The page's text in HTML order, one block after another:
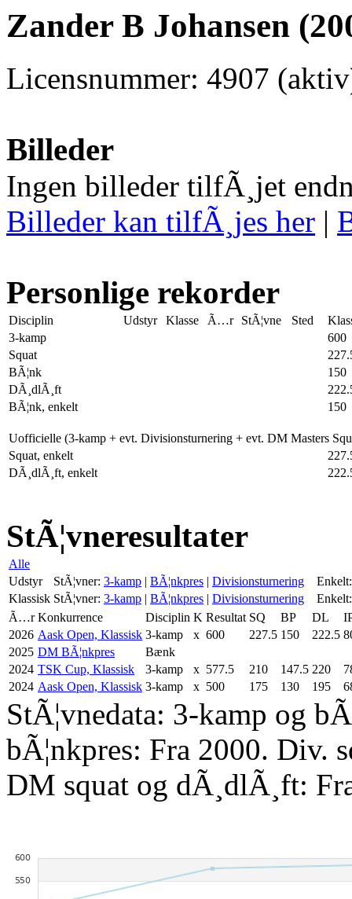
Zander B Johansen
Licensnummer: 4907
Billeder
Ingen billeder tilfÃ¸jet
Billeder kan tilfÃ¸jes her |
Personlige rekorder
Disciplin Udstyr Klasse Ã…r StÃ¦vne Sted
3-kamp
600
Squat
BÃ¦nk
150
DÃ¸dlÃ¸ft
BÃ¦nk, enkelt
150
Uofficielle (3-kamp + evt. Divisionsturnering + evt. DM Masters
Squat, enkelt
DÃ¸dlÃ¸ft, enkelt
StÃ¦vneresultater
Alle
Udstyr
StÃ¦vner: 3-kamp | BÃ¦nkpres | Divisionsturnering
Enkelt:
Klassisk StÃ¦vner: 3-kamp | BÃ¦nkpres | Divisionsturnering
Enkelt:
Ã…r Konkurrence Disciplin K Resultat SQ BP DL
2026 Aask Open, Klassisk 3-kamp x 600 227.5 150 222.5
2025 DM BÃ¦nkpres
Bænk
2024 TSK Cup, Klassisk 3-kamp x 577.5 210 147.5 220
2024 Aask Open, Klassisk 3-kamp x 500 175 130 195
StÃ¦vnedata: 3-kamp og
bÃ¦nkpres: Fra 2000. Div.
DM squat og dÃ¸dlÃ¸ft: